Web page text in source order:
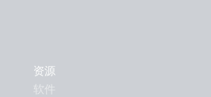
资源
软件